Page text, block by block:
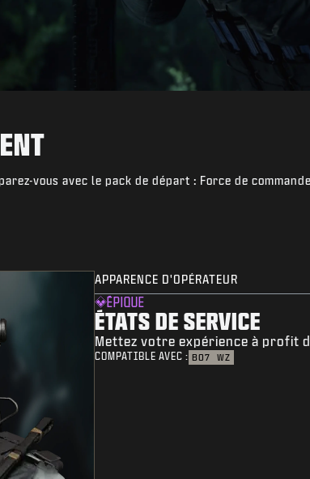
vous avec le pack de départ : Force de
APPARENCE D'OPÉRATEUR
ÉPIQUE
ÉTATS DE SERVICE
Mettez votre expérience à profit
COMPATIBLE AVEC : BO7 WZ